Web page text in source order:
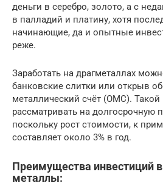
деньги в серебро, золото, а с
в палладий и платину, хотя
начинающие, да и опытные
реже.
Заработать на драгметаллах
банковские слитки или открыв
металлический счёт (ОМС). Такой
рассматривать на долгосрочную
поскольку рост стоимости, к
составляет около 3% в год.
Преимущества инвестиций
металлы: